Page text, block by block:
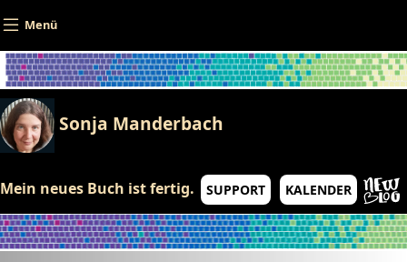
Menü
Sonja Manderbach
Mein neues Buch ist fertig. SUPPORT KALENDER